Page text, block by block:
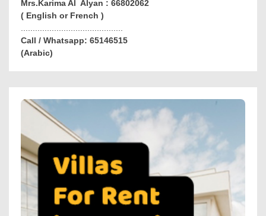
Mrs.Karima Al Alyan : 66802062
( English or French )
Call / Whatsapp: 65146515
(Arabic)